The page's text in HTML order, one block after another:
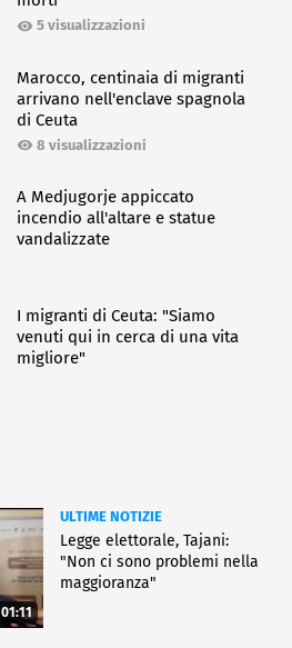
5 visualizzazioni
Marocco, centinaia di migranti
arrivano nell'enclave spagnola
di Ceuta
8 visualizzazioni
A Medjugorje appiccato
incendio all'altare e statue
vandalizzate
I migranti di Ceuta: "Siamo
venuti qui in cerca di una vita
migliore"
01:11
ULTIME NOTIZIE
Legge elettorale, Tajani:
"Non ci sono problemi nella
maggioranza"